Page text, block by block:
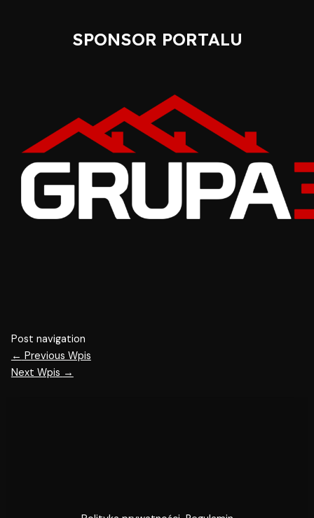
SPONSOR PORTALU
Post navigation
← Previous Wpis
Next Wpis →